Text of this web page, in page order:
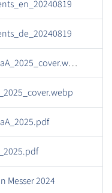
Geschäftsbericht Messer SE & Co. KGaA_2025_cover.webp
Messer 2024